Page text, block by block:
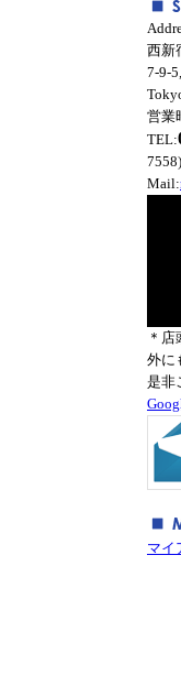
西新
7-9-
営業
TEL:
7558)
Mail:
＊
外に
是非
マイ